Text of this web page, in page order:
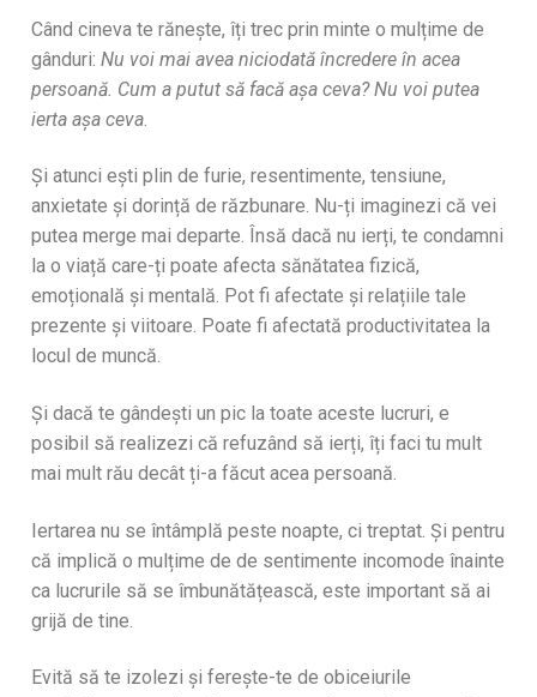
Când cineva te rănește, îți trec prin minte o mulțime de
gânduri: Nu voi mai avea niciodată încredere în acea
persoană. Cum a putut să facă așa ceva? Nu voi putea
ierta așa ceva
Și atunci ești plin de furie, resentimente, tensiune,
anxietate și dorință de răzbunare. Nu-ți imaginezi că vei
putea merge mai departe. Însă dacă nu ierți, te condamni
la o viață care-ți poate afecta sănătatea fizică,
emoțională și mentală. Pot fi afectate și relațiile tale
prezente și viitoare. Poate fi afectată productivitatea la
locul de muncă.
Și dacă te gândești un pic la toate aceste lucruri, e
posibil să realizezi că refuzând să ierți, îți faci tu mult
mai mult rău decât ți-a făcut acea persoană.
Iertarea nu se întâmplă peste noapte, ci treptat. Și pentru
că implică o mulțime de de sentimente incomode înainte
ca lucrurile să se îmbunătățească, este important să ai
grijă de tine.
Evită să te izolezi și ferește-te de obiceiurile